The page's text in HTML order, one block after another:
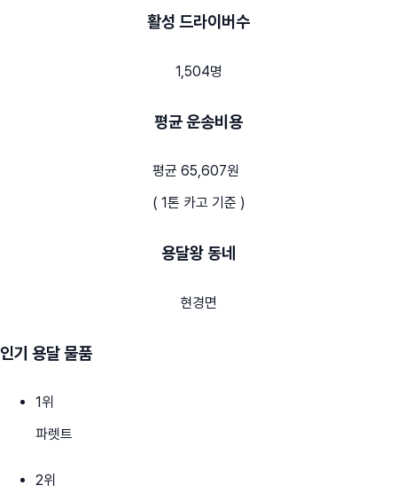
활성 드라이버수
1,504명
평균 운송비용
평균 65,607원
( 1톤 카고 기준 )
용달왕 동네
현경면
인기 용달 물품
1위
파렛트
2위